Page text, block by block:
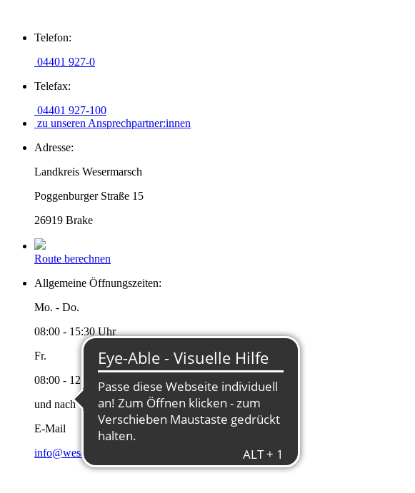
Inhalt
Telefon:
04401 927-0
Telefax:
04401 927-100
zu unseren Ansprechpartner:innen
Adresse:
Landkreis Wesermarsch
Poggenburger Straße 15
26919 Brake
Route berechnen
Allgemeine Öffnungszeiten:
Mo. - Do.
08:00 - 15:30 Uhr
Fr.
08:00 - 12:00 Uhr
und nach Vereinbarung
E-Mail
info@wesermarsch.de